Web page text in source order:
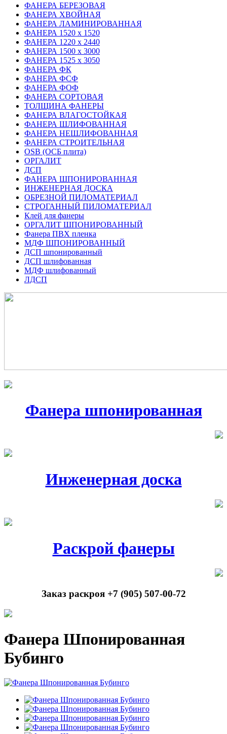
ФАНЕРА БЕРЕЗОВАЯ
ФАНЕРА ХВОЙНАЯ
ФАНЕРА ЛАМИНИРОВАННАЯ
ФАНЕРА 1520 х 1520
ФАНЕРА 1220 х 2440
ФАНЕРА 1500 х 3000
ФАНЕРА 1525 х 3050
ФАНЕРА ФК
ФАНЕРА ФСФ
ФАНЕРА ФОФ
ФАНЕРА СОРТОВАЯ
ТОЛЩИНА ФАНЕРЫ
ФАНЕРА ВЛАГОСТОЙКАЯ
ФАНЕРА ШЛИФОВАННАЯ
ФАНЕРА НЕШЛИФОВАННАЯ
ФАНЕРА СТРОИТЕЛЬНАЯ
OSB (ОСБ плита)
ОРГАЛИТ
ДСП
ФАНЕРА ШПОНИРОВАННАЯ
ИНЖЕНЕРНАЯ ДОСКА
ОБРЕЗНОЙ ПИЛОМАТЕРИАЛ
СТРОГАННЫЙ ПИЛОМАТЕРИАЛ
Клей для фанеры
ОРГАЛИТ ШПОНИРОВАННЫЙ
Фанера ПВХ пленка
МДФ ШПОНИРОВАННЫЙ
ДСП шпонированный
ДСП шлифованная
МДФ шлифованный
ЛДСП
Фанера шпонированная
Инженерная доска
Раскрой фанеры
Заказ раскроя +7 (905) 507-00-72
Фанера Шпонированная
Бубинго